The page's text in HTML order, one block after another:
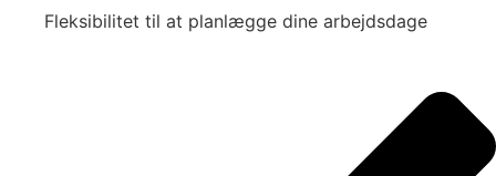
Fleksibilitet til at planlægge dine arbejdsdage